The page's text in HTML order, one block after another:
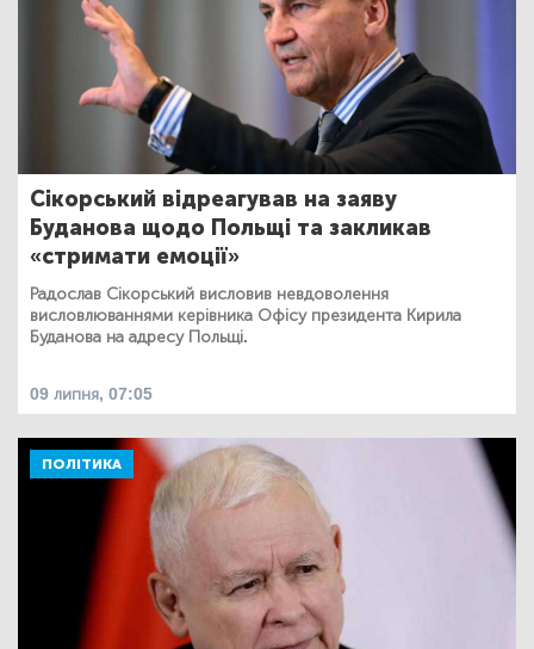
Сікорський відреагував на заяву
Буданова щодо Польщі та закликав
«стримати емоції»
Радослав Сікорський висловив невдоволення
висловлюваннями керівника Офісу президента Кирила
Буданова на адресу Польщі.
09 липня, 07:05
ПОЛІТИКА